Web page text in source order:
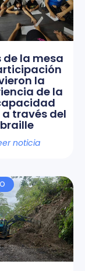
de la mesa
la
de la
través del
braille
noticia